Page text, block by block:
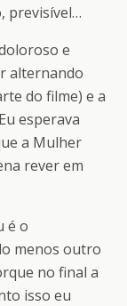
previsível…
e
alternando
do filme) e a
esperava
a Mulher
rever em
é o
menos outro
no final a
isso eu